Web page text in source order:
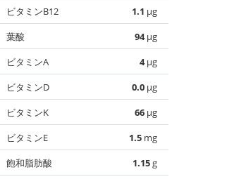
ビタミンB12
1.1 µg
葉酸
94µg
ビタミンA
4µg
ビタミンD
0.0 µg
ビタミンK
66 µg
ビタミンE
1.5 mg
飽和脂肪酸
1.15g